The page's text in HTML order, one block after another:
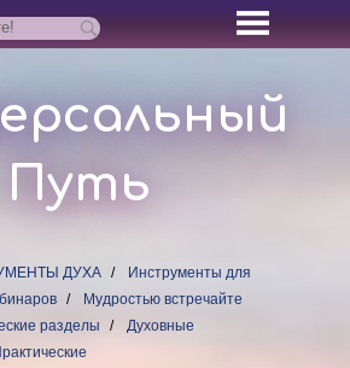
Путь
ДУХА
Инструменты для
Мудростью встречайте
разделы
Духовные